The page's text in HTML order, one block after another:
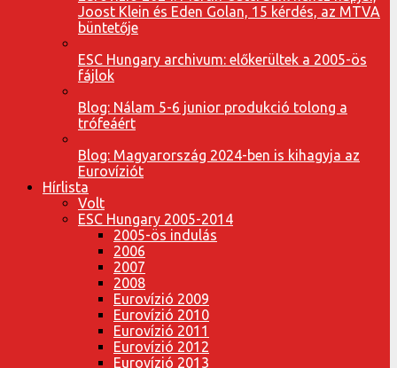
Joost Klein és Eden Golan, 15 kérdés, az MTVA
büntetője
ESC Hungary archivum: előkerültek a 2005-ös
fájlok
Blog: Nálam 5-6 junior produkció tolong a
trófeáért
Blog: Magyarország 2024-ben is kihagyja az
Eurovíziót
Hírlista
Volt
ESC Hungary 2005-2014
2005-ös indulás
2006
2007
2008
Eurovízió 2009
Eurovízió 2010
Eurovízió 2011
Eurovízió 2012
Eurovízió 2013